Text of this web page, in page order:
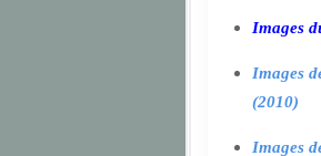
Images
Images
(2010)
Images